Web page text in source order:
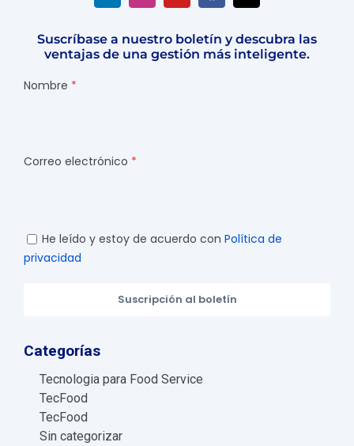
Suscríbase a nuestro boletín y descubra las
ventajas de una gestión más inteligente.
Nombre
Correo electrónico
He leído y estoy de acuerdo con Política de
privacidad
Suscripción al boletín
Categorías
Tecnologia para Food Service
TecFood
TecFood
Sin categorizar